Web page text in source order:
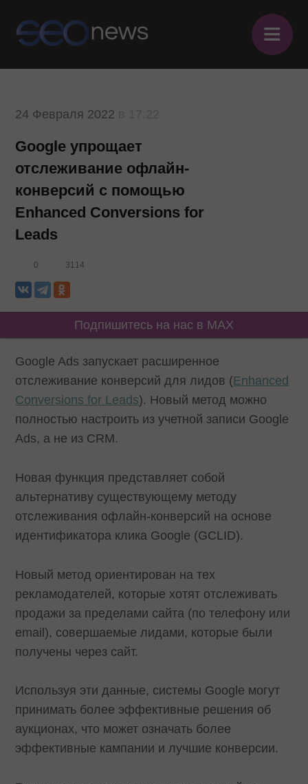
≡
24 Февраля 2022
Google упрощает
отслеживание офлайн-
конверсий с помощью
Enhanced Conversions for
Leads
0 3114
Подпишитесь на нас в MAX
Google Ads запускает расширенное
отслеживание конверсий для лидов (Enhanced
Conversions for Leads). Новый метод можно
полностью настроить из учетной записи Google
Ads, а не из CRM.
Новая функция представляет собой
альтернативу существующему методу
отслеживания офлайн-конверсий на основе
идентификатора клика Google (GCLID).
Новый метод ориентирован на тех
рекламодателей, которые хотят отслеживать
продажи за пределами сайта (по телефону или
email), совершаемые лидами, которые были
получены через сайт.
Используя эти данные, системы Google могут
принимать более эффективные решения об
аукционах, что может означать более
эффективные кампании и лучшие конверсии.